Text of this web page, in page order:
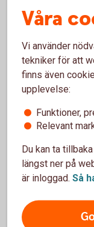
Bli
kunskap om hur
kan skydda
Våra
Vi använder
tekniker för att
finns även
upplevelse:
Funktioner,
Relevant
Du kan ta
längst ner på
är inloggad. Så